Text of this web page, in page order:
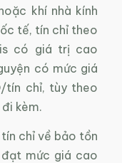
khí nhà kính
tế, tín chỉ theo
có giá trị cao
có mức giá
tín chỉ, tùy theo
kèm.
chỉ về bảo tồn
mức giá cao